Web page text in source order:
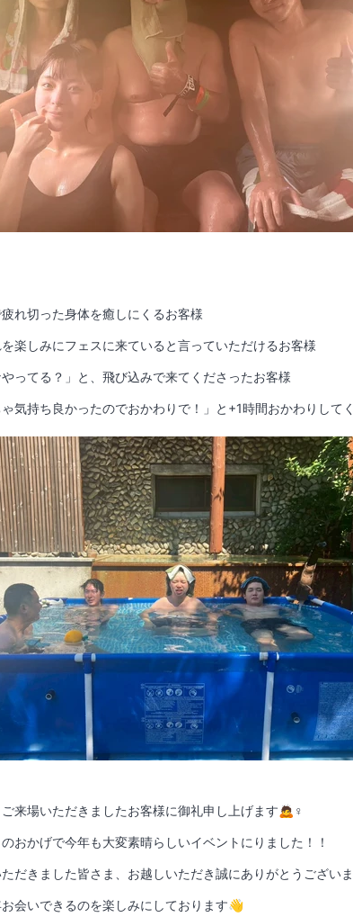
れ切った身体を癒しにくるお客様
楽しみにフェスに来ていると言っていただけるお客様
やってる？」と、飛び込みで来てくださったお客様
ゃ気持ち良かったのでおかわりで！」と+1時間おかわりして
来場いただきましたお客様に御礼申し上げます🙇♀️
おかげで今年も大変素晴らしいイベントにりました！！
だきました皆さま、お越しいただき誠にありがとうございま
お会いできるのを楽しみにしております👋